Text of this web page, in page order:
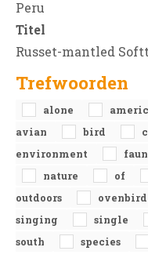
Peru
Titel
Russet-mantled
Trefwoorden
alone
avian
bird
environment
nature
of
outdoors
ovenbird
singing
single
south
species